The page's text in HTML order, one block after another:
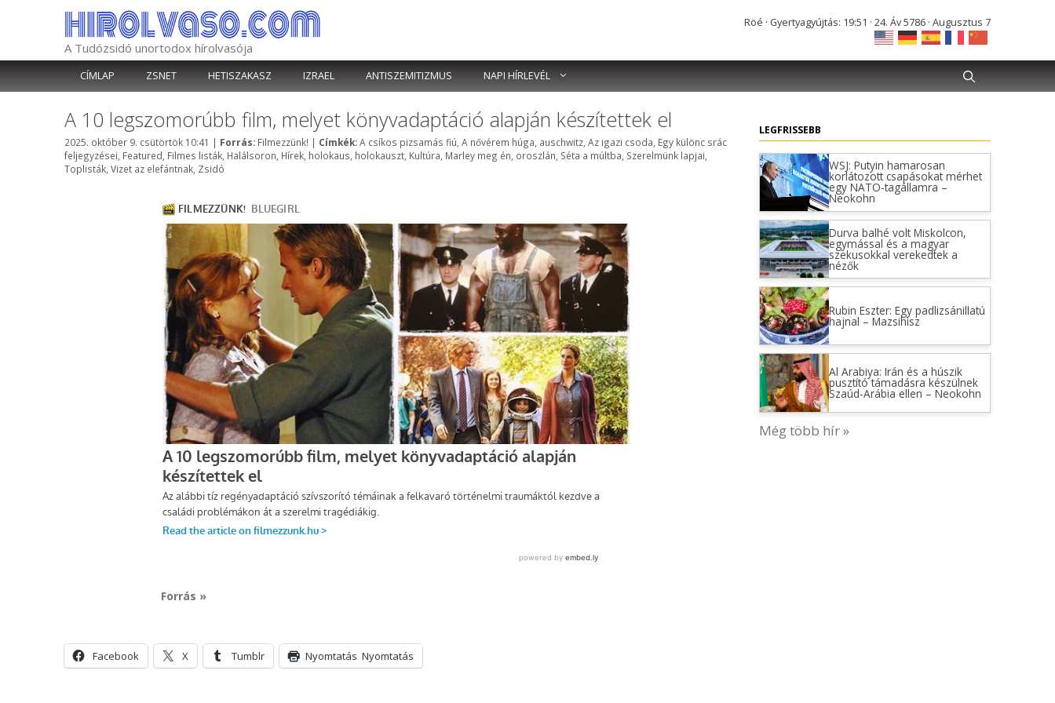
A Tudózsidó unortodox hírolvasója
Röé · Gyertyagyújtás: 19:51 · 24. Áv 5786 · Augusztus 7
CÍMLAP ZSNET HETISZAKASZ IZRAEL ANTISZEMITIZMUS NAPI HÍRLEVÉL
A 10 legszomorúbb film, melyet könyvadaptáció alapján készítettek el
2025. október 9. csütörtök 10:41 | Forrás: Kategória
Filmezzünk! | Címkék: Címkék
A csíkos pizsamás fiú A nővérem húga auschwitz Az igazi csoda Egy különc srác
feljegyzései Featured Filmes listák Halálsoron Hírek holokaus holokauszt Kultúra Marley meg én oroszlán Séta a múltba Szerelmünk lapjai
Toplisták Vizet az elefántnak Zsidó
Forrás »
Facebook X Tumblr Nyomtatás Nyomtatás
LEGFRISSEBB
WSJ: Putyin hamarosan
korlátozott csapásokat mérhet
egy NATO-tagállamra –
Neokohn
Durva balhé volt Miskolcon,
egymással és a magyar
szekusokkal verekedtek a
nézők
Rubin Eszter: Egy padlizsánillatú
hajnal – Mazsihisz
Al Arabiya: Irán és a húszik
pusztító támadásra készülnek
Szaúd-Arábia ellen – Neokohn
Még több hír »